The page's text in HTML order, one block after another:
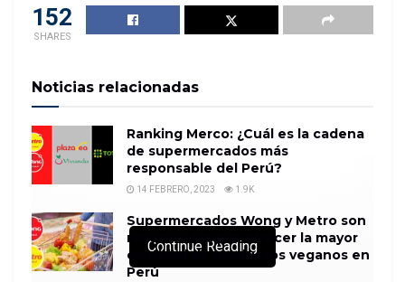
152
SHARES
Noticias relacionadas
Ranking Merco: ¿Cuál es la cadena
de supermercados más
responsable del Perú?
14 FEBRERO, 2023 1.9K
Supermercados Wong y Metro son
reconocidos por ofrecer la mayor
cantidad de productos veganos en
Perú
Continue Reading